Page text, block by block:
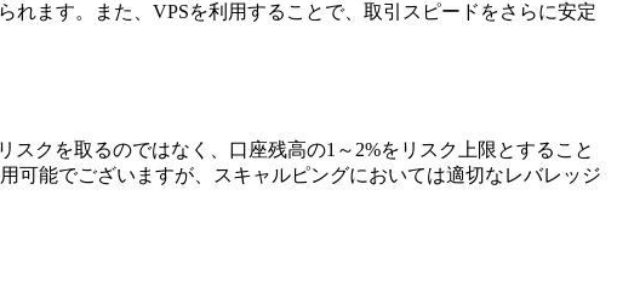
ます。また、VPSを利用することで、取引スピードをさらに安定
クを取るのではなく、口座残高の1～2%をリスク上限とすること
可能でございますが、スキャルピングにおいては適切なレバレッジ